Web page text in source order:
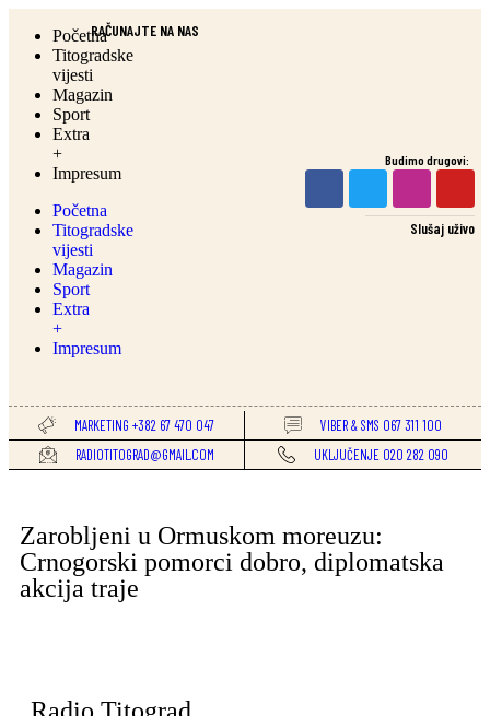
Početna
Titogradske
vijesti
Magazin
Sport
Extra
+
Impresum
Početna
Titogradske
vijesti
Magazin
Sport
Extra
+
Impresum
RAČUNAJTE NA NAS
Budimo drugovi:
Slušaj uživo
MARKETING +382 67 470 047
VIBER & SMS 067 311 100
RADIOTITOGRAD@GMAIL.COM
UKLJUČENJE 020 282 090
Zarobljeni u Ormuskom moreuzu:
Crnogorski pomorci dobro, diplomatska
akcija traje